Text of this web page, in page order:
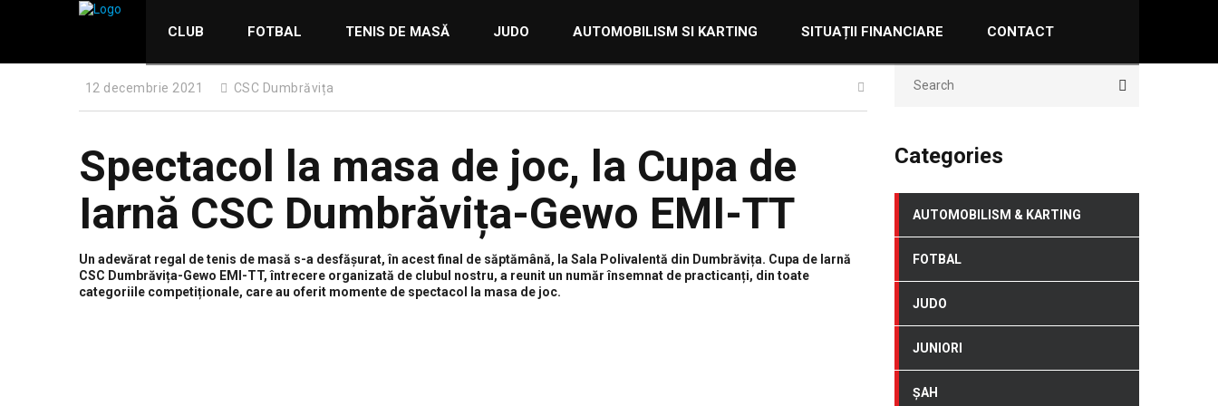
CLUB FOTBAL TENIS DE MASĂ JUDO AUTOMOBILISM SI KARTING SITUAȚII FINANCIARE CONTACT
12 decembrie 2021 CSC Dumbrăvița
Spectacol la masa de joc, la Cupa de
Iarnă CSC Dumbrăvița-Gewo EMI-TT
Un adevărat regal de tenis de masă s-a desfășurat, în acest final de săptămână, la Sala Polivalentă din Dumbrăvița. Cupa de Iarnă
CSC Dumbrăvița-Gewo EMI-TT, întrecere organizată de clubul nostru, a reunit un număr însemnat de practicanți, din toate
categoriile competiționale, care au oferit momente de spectacol la masa de joc.
Categories
AUTOMOBILISM & KARTING
FOTBAL
JUDO
JUNIORI
ȘAH